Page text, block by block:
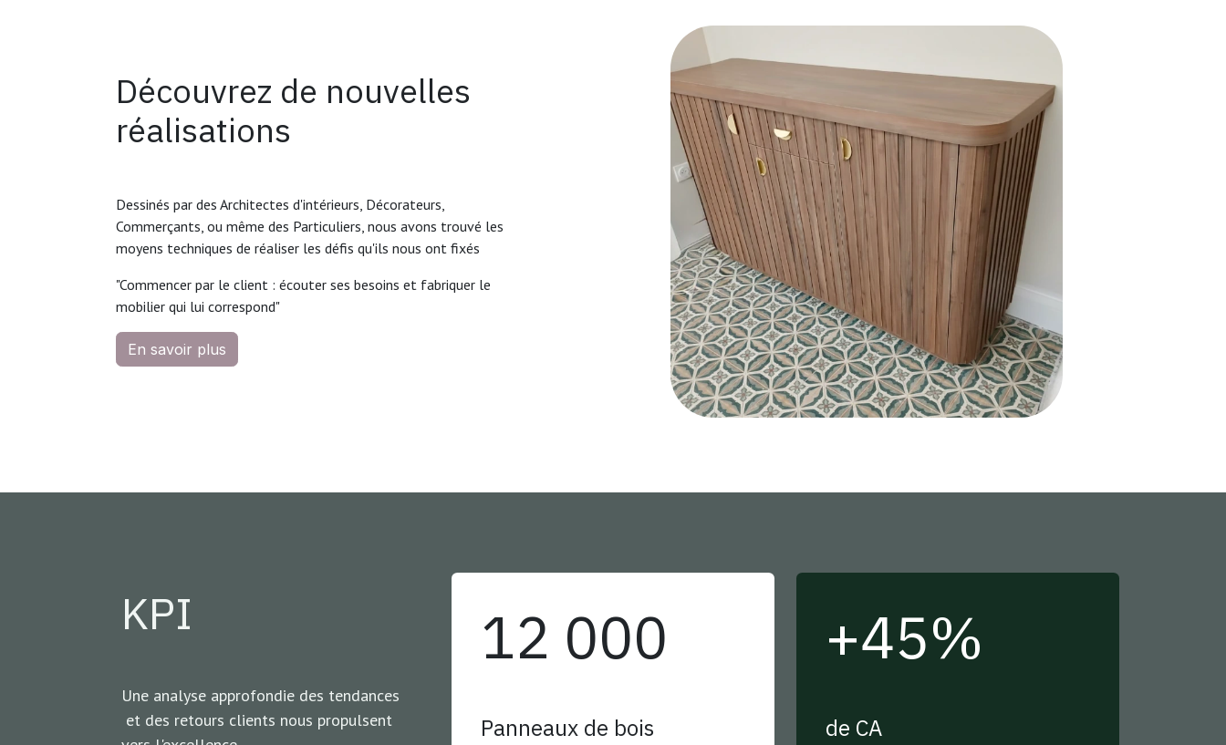
Découvrez de nouvelles
réalisations
Dessinés par des Architectes d'intérieurs, Décorateurs,
Commerçants, ou même des Particuliers, nous avons trouvé les
moyens techniques de réaliser les défis qu'ils nous ont fixés
"Commencer par le client : écouter ses besoins et fabriquer le
mobilier qui lui correspond"
En savoir plus
KPI
Une analyse approfondie des tendances
et des retours clients nous propulsent
12 000
Panneaux de bois
+45%
de CA